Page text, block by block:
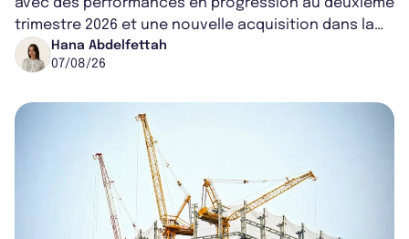
avec des performances en progression au deuxième
trimestre 2026 et une nouvelle acquisition dans la
région de Chicago. Entre hausse de...
Hana Abdelfettah
07/08/26